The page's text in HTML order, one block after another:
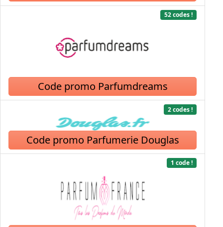
52 codes !
Code promo Parfumdreams
2 codes !
Code promo Parfumerie Douglas
1 code !